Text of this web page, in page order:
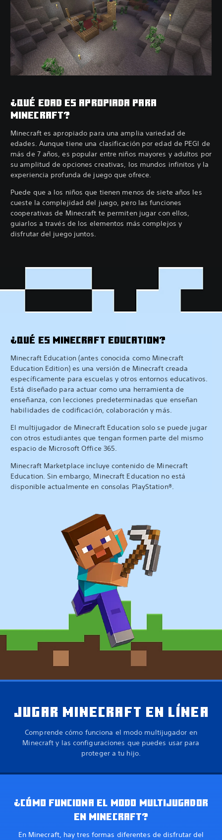
¿QUÉ EDAD ES APROPIADA PARA
MINECRAFT?
Minecraft es apropiado para una amplia variedad de
edades. Aunque tiene una clasificación por edad de PEGI de
más de 7 años, es popular entre niños mayores y adultos por
su amplitud de opciones creativas, los mundos infinitos y la
experiencia profunda de juego que ofrece.
Puede que a los niños que tienen menos de siete años les
cueste la complejidad del juego, pero las funciones
cooperativas de Minecraft te permiten jugar con ellos,
guiarlos a través de los elementos más complejos y
disfrutar del juego juntos.
¿QUÉ ES MINECRAFT EDUCATION?
Minecraft Education (antes conocida como Minecraft
Education Edition) es una versión de Minecraft creada
específicamente para escuelas y otros entornos educativos.
Está diseñado para actuar como una herramienta de
enseñanza, con lecciones predeterminadas que enseñan
habilidades de codificación, colaboración y más.
El multijugador de Minecraft Education solo se puede jugar
con otros estudiantes que tengan formen parte del mismo
espacio de Microsoft Office 365.
Minecraft Marketplace incluye contenido de Minecraft
Education. Sin embargo, Minecraft Education no está
disponible actualmente en consolas PlayStation®.
JUGAR MINECRAFT EN LÍNEA
Comprende cómo funciona el modo multijugador en
Minecraft y las configuraciones que puedes usar para
proteger a tu hijo.
¿CÓMO FUNCIONA EL MODO MULTIJUGADOR
EN MINECRAFT?
En Minecraft, hay tres formas diferentes de disfrutar del